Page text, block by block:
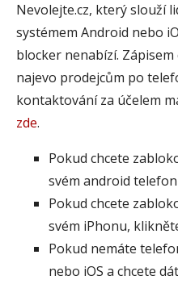
Nevolejte.cz, který slouží
systémem Android nebo
blocker nenabízí.
najevo prodejcům po
kontaktování za účelem
zde.
Pokud chcete
svém android
Pokud chcete
svém iPhonu,
Pokud nemáte
nebo iOS a chcete